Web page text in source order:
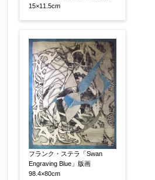
↓郵便番号を入力すると住所の
れます。番地以下は任意でも
ご住所 【必須】
15×11.5cm
フランク・ステラ「Swan
Engraving Blue」版画
98.4×80cm